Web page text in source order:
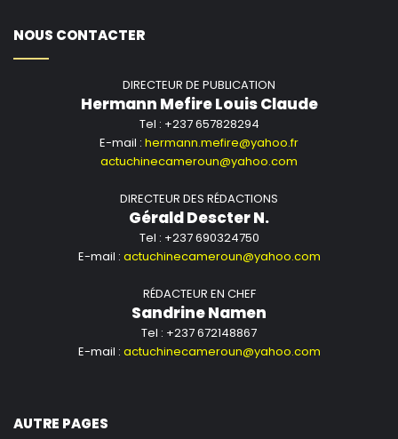
NOUS CONTACTER
DIRECTEUR DE PUBLICATION
Hermann Mefire Louis Claude
Tel : +237 657828294
E-mail : hermann.mefire@yahoo.fr
actuchinecameroun@yahoo.com
DIRECTEUR DES RÉDACTIONS
Gérald Descter N.
Tel : +237 690324750
E-mail : actuchinecameroun@yahoo.com
RÉDACTEUR EN CHEF
Sandrine Namen
Tel : +237 672148867
E-mail : actuchinecameroun@yahoo.com
AUTRE PAGES